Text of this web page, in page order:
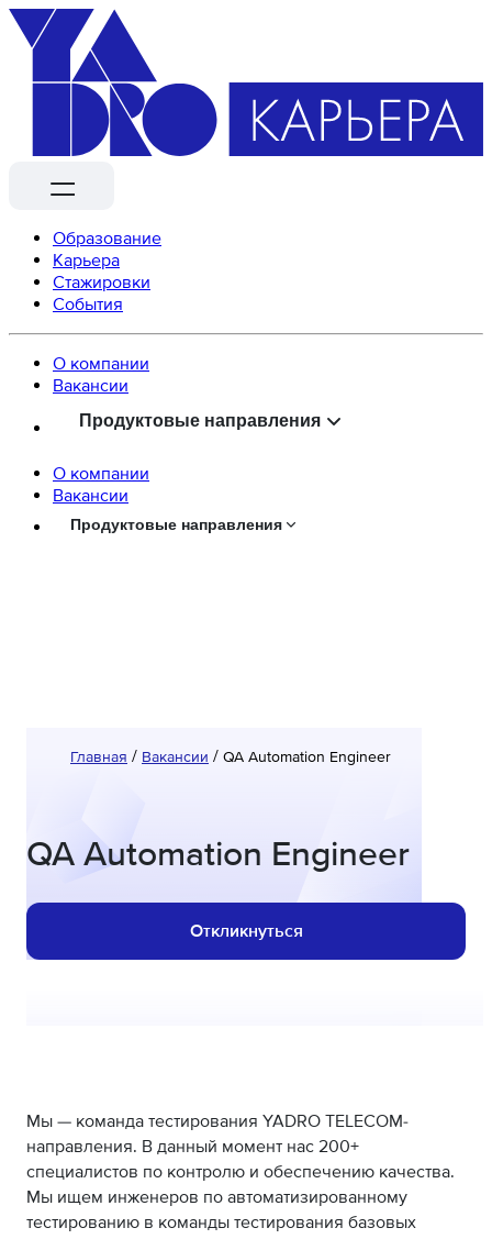
Образование
Карьера
Стажировки
События
О компании
Вaкансии
Продуктовые направления
О компании
Вaкансии
Продуктовые направления
Главная Вакансии QA Automation Engineer
QA Automation Engineer
Откликнуться
Мы — команда тестирования YADRO TELECOM-
направления. В данный момент нас 200+
специалистов по контролю и обеспечению качества.
Мы ищем инженеров по автоматизированному
тестированию в команды тестирования базовых